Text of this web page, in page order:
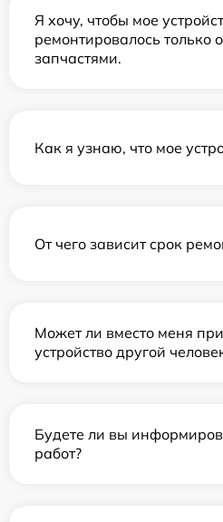
Я хочу, чтобы мое
ремонтировалось только
запчастями.
Как я узнаю, что мое
От чего зависит срок
Может ли вместо меня
устройство другой
Будете ли вы
работ?